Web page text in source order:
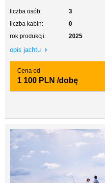
liczba osób:
3
liczba kabin:
0
rok produkcji:
2025
opis jachtu
Cena od
1 100 PLN /dobę